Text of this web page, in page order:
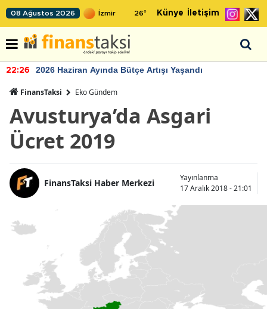
08 Ağustos 2026 26° Künye İletişim
22:26 2026 Haziran Ayında Bütçe Artışı Yaşandı
FinansTaksi Eko Gündem
Avusturya’da Asgari
Ücret 2019
FinansTaksi Haber Merkezi
Yayınlanma
17 Aralık 2018 - 21:01